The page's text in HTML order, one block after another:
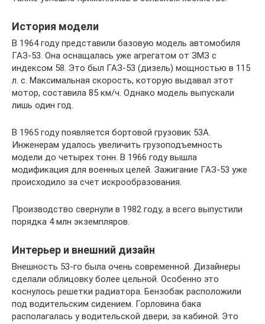
История модели
В 1964 году представили базовую модель автомобиля
ГАЗ-53. Она оснащалась уже агрегатом от ЗМЗ с
индексом 58. Это был ГАЗ-53 (дизель) мощностью в 115
л. с. Максимальная скорость, которую выдавал этот
мотор, составила 85 км/ч. Однако модель выпускали
лишь один год.
В 1965 году появляется бортовой грузовик 53А.
Инженерам удалось увеличить грузоподъемность
модели до четырех тонн. В 1966 году вышла
модификация для военных целей. Зажигание ГАЗ-53 уже
происходило за счет искрообразования.
Производство свернули в 1982 году, а всего выпустили
порядка 4 млн экземпляров.
Интерьер и внешний дизайн
Внешность 53-го была очень современной. Дизайнеры
сделали облицовку более цельной. Особенно это
коснулось решетки радиатора. Бензобак расположили
под водительским сидением. Горловина бака
располагалась у водительской двери, за кабиной. Это